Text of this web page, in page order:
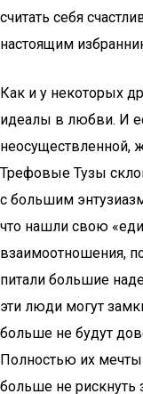
считать себя
настоящим
Как и у некоторых
идеалы в любви. И
неосуществленной,
Трефовые Тузы
с большим
что нашли свою
взаимоотношения,
питали большие
эти люди могут
больше не будут
Полностью их мечты
больше не рискнуть